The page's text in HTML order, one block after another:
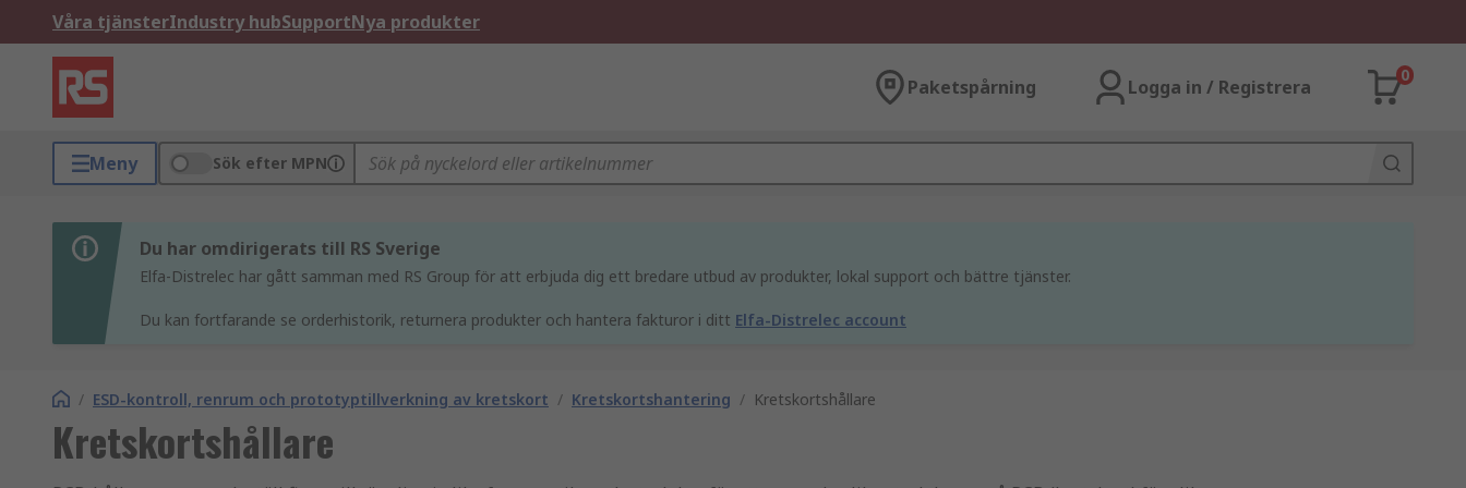
Våra tjänsterIndustry hubSupportNya produkter
Paketspårning Logga in / Registrera
0
Meny Sök efter MPN
Du har omdirigerats till RS Sverige
Elfa-Distrelec har gått samman med RS Group för att erbjuda dig ett bredare utbud av produkter, lokal support och bättre tjänster.
Du kan fortfarande se orderhistorik, returnera produkter och hantera fakturor i ditt Elfa-Distrelec account
/ ESD-kontroll, renrum och prototyptillverkning av kretskort / Kretskortshantering / Kretskortshållare
Kretskortshållare